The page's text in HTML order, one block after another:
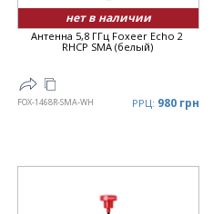
нет в наличии
Антенна 5,8 ГГц Foxeer Echo 2
RHCP SMA (белый)
FOX-1468R-SMA-WH РРЦ: 980 грн